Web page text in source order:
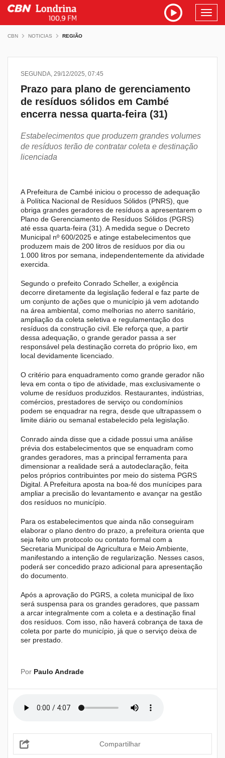
CBN NOTICIAS REGIÃO
SEGUNDA, 29/12/2025, 07:45
Prazo para plano de gerenciamento
de resíduos sólidos em Cambé
encerra nessa quarta-feira (31)
Estabelecimentos que produzem grandes volumes
de resíduos terão de contratar coleta e destinação
licenciada
A Prefeitura de Cambé iniciou o processo de adequação
à Política Nacional de Resíduos Sólidos (PNRS), que
obriga grandes geradores de resíduos a apresentarem o
Plano de Gerenciamento de Resíduos Sólidos (PGRS)
até essa quarta-feira (31). A medida segue o Decreto
Municipal nº 600/2025 e atinge estabelecimentos que
produzem mais de 200 litros de resíduos por dia ou
1.000 litros por semana, independentemente da atividade
exercida.
Segundo o prefeito Conrado Scheller, a exigência
decorre diretamente da legislação federal e faz parte de
um conjunto de ações que o município já vem adotando
na área ambiental, como melhorias no aterro sanitário,
ampliação da coleta seletiva e regulamentação dos
resíduos da construção civil. Ele reforça que, a partir
dessa adequação, o grande gerador passa a ser
responsável pela destinação correta do próprio lixo, em
local devidamente licenciado.
O critério para enquadramento como grande gerador não
leva em conta o tipo de atividade, mas exclusivamente o
volume de resíduos produzidos. Restaurantes, indústrias,
comércios, prestadores de serviço ou condomínios
podem se enquadrar na regra, desde que ultrapassem o
limite diário ou semanal estabelecido pela legislação.
Conrado ainda disse que a cidade possui uma análise
prévia dos estabelecimentos que se enquadram como
grandes geradores, mas a principal ferramenta para
dimensionar a realidade será a autodeclaração, feita
pelos próprios contribuintes por meio do sistema PGRS
Digital. A Prefeitura aposta na boa-fé dos munícipes para
ampliar a precisão do levantamento e avançar na gestão
dos resíduos no município.
Para os estabelecimentos que ainda não conseguiram
elaborar o plano dentro do prazo, a prefeitura orienta que
seja feito um protocolo ou contato formal com a
Secretaria Municipal de Agricultura e Meio Ambiente,
manifestando a intenção de regularização. Nesses casos,
poderá ser concedido prazo adicional para apresentação
do documento.
Após a aprovação do PGRS, a coleta municipal de lixo
será suspensa para os grandes geradores, que passam
a arcar integralmente com a coleta e a destinação final
dos resíduos. Com isso, não haverá cobrança de taxa de
coleta por parte do município, já que o serviço deixa de
ser prestado.
Por Paulo Andrade
Compartilhar